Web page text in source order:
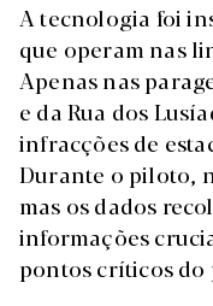
A tecnologia foi
que operam nas
Apenas nas
e da Rua dos
infracções de
Durante o piloto,
mas os dados
informações
pontos críticos do